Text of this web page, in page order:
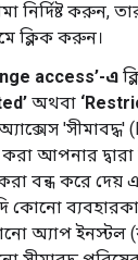
নির্দিষ্ট করুন,
ক্লিক করুন।
access’-এ
অথবা
করা আপনার
বন্ধ করে দেয়
কোনো
অ্যাপ ইনস্টল